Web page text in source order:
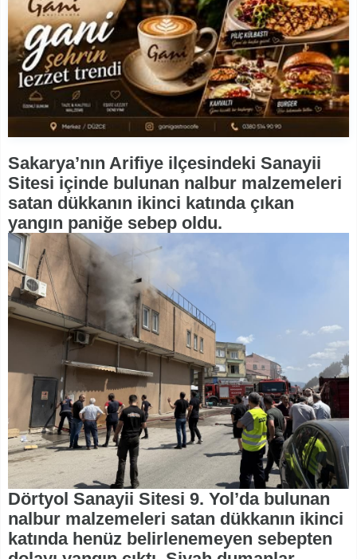
Sakarya’nın Arifiye ilçesindeki Sanayii
Sitesi içinde bulunan nalbur malzemeleri
satan dükkanın ikinci katında çıkan
yangın paniğe sebep oldu.
Dörtyol Sanayii Sitesi 9. Yol’da bulunan
nalbur malzemeleri satan dükkanın ikinci
katında henüz belirlenemeyen sebepten